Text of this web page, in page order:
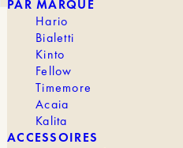
PAR MARQUE
Hario
Bialetti
Kinto
Fellow
Timemore
Acaia
Kalita
ACCESSOIRES
CGLE POTOSI
Colombie
Note de
dégustation :